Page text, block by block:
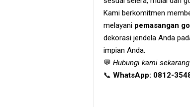
Kami berkomitmen
melayani pemasangan
dekorasi jendela Anda
impian Anda.
💬 Hubungi kami
📞 WhatsApp: 0812-